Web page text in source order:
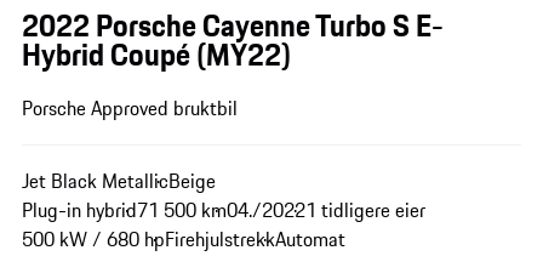
2022 Porsche Cayenne Turbo S E-
Hybrid Coupé (MY22)
Porsche Approved bruktbil
Jet Black MetallicBeige
Plug-in hybrid71 500 km04./20221 tidligere eier
500 kW / 680 hpFirehjulstrekkAutomat